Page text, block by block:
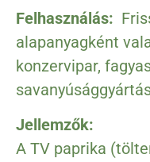
Felhasználás:
alapanyagként
konzervipar,
Jellemzők:
A TV paprika